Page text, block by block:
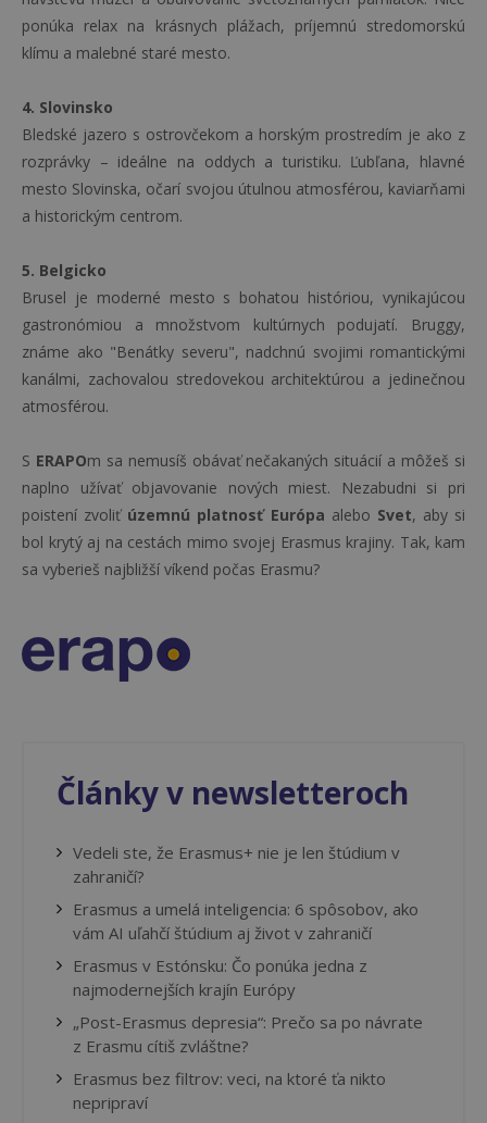
Články v newsletteroch
Vedeli ste, že Erasmus+ nie je len štúdium v
zahraničí?
Erasmus a umelá inteligencia: 6 spôsobov, ako
vám AI uľahčí štúdium aj život v zahraničí
Erasmus v Estónsku: Čo ponúka jedna z
najmodernejších krajín Európy
„Post-Erasmus depresia“: Prečo sa po návrate
z Erasmu cítiš zvláštne?
Erasmus bez filtrov: veci, na ktoré ťa nikto
nepripraví
ponúka relax na krásnych plážach, príjemnú stredomorskú
klímu a malebné staré mesto.
4. Slovinsko
Bledské jazero s ostrovčekom a horským prostredím je ako z
rozprávky – ideálne na oddych a turistiku. Ľubľana, hlavné
mesto Slovinska, očarí svojou útulnou atmosférou, kaviarňami
a historickým centrom.
5. Belgicko
Brusel je moderné mesto s bohatou históriou, vynikajúcou
gastronómiou a množstvom kultúrnych podujatí. Bruggy,
známe ako "Benátky severu", nadchnú svojimi romantickými
kanálmi, zachovalou stredovekou architektúrou a jedinečnou
atmosférou.
S ERAPOm sa nemusíš obávať nečakaných situácií a môžeš si
naplno užívať objavovanie nových miest. Nezabudni si pri
poistení zvoliť územnú platnosť Európa alebo Svet, aby si
bol krytý aj na cestách mimo svojej Erasmus krajiny. Tak, kam
sa vyberieš najbližší víkend počas Erasmu?